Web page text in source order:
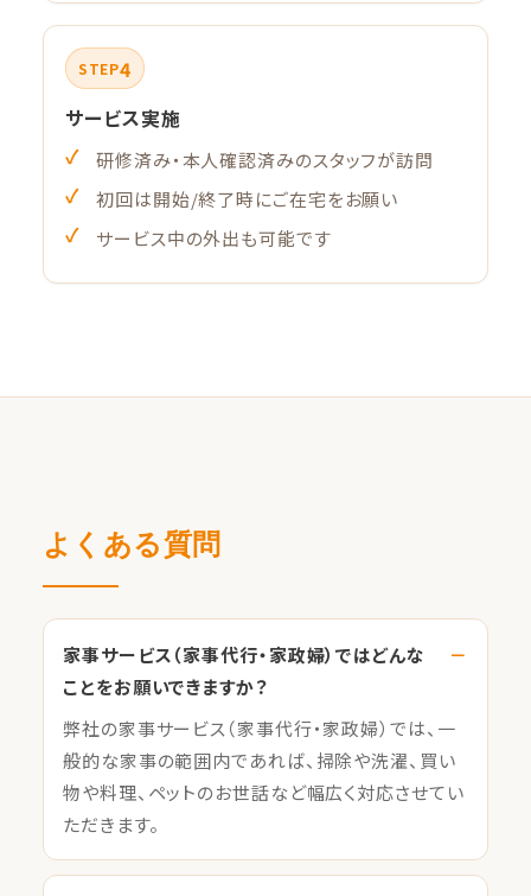
STEP4
サービス実施
研修済み・本人確認済みのスタッフが訪問
初回は開始/終了時にご在宅をお願い
サービス中の外出も可能です
よくある質問
家事サービス（家事代行・家政婦）ではどんな
ことをお願いできますか？
弊社の家事サービス（家事代行・家政婦）では、一
般的な家事の範囲内であれば、掃除や洗濯、買い
物や料理、ペットのお世話など幅広く対応させてい
ただきます。